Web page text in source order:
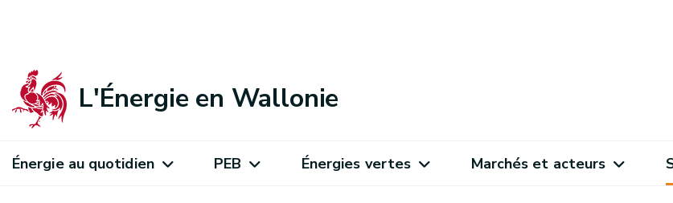
L'Énergie en Wallonie
Énergie au quotidien PEB Énergies vertes Marchés et acteurs